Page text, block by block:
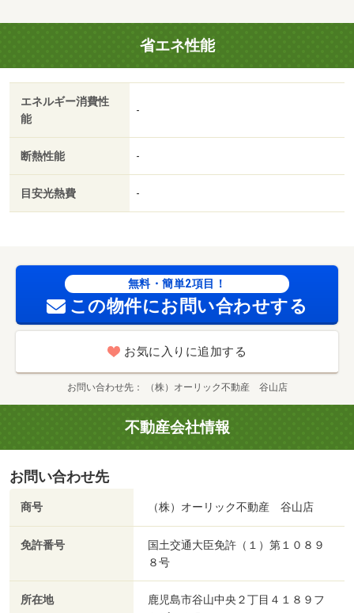
り♪・バイク置場：なし・駐輪場：なし/インターネット初
省エネ性能
エネルギー消費性
能
-
断熱性能 -
目安光熱費 -
無料・簡単2項目！
この物件にお問い合わせする
お気に入りに追加する
お問い合わせ先 （株）オーリック不動産 谷山店
不動産会社情報
お問い合わせ先
商号 （株）オーリック不動産 谷山店
免許番号
国土交通大臣免許（１）第１０８９
８号
所在地
鹿児島市谷山中央２丁目４１８９フ